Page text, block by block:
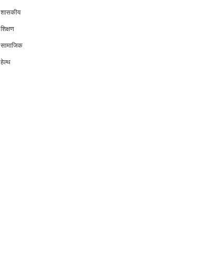
शासकीय
शिक्षण
सामाजिक
हेल्थ